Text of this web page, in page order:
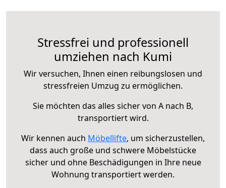
Stressfrei und professionell
umziehen nach Kumi
Wir versuchen, Ihnen einen reibungslosen und
stressfreien Umzug zu ermöglichen.
Sie möchten das alles sicher von A nach B,
transportiert wird.
Wir kennen auch Möbellifte, um sicherzustellen,
dass auch große und schwere Möbelstücke
sicher und ohne Beschädigungen in Ihre neue
Wohnung transportiert werden.